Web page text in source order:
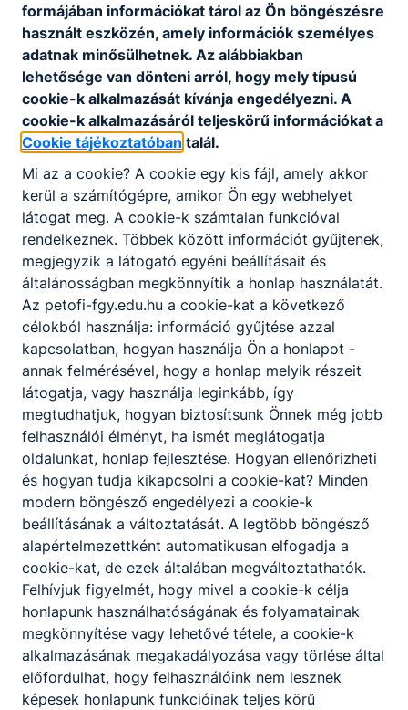
Fogadó óra:
KEDD: 3. ÓRA
Molnárné Bodó
Zsuzsa
tanár
Német, Munkavállalói
idegennyelv
-
Osztályfőnök:
-
Fogadó óra:
CSÜTÖRTÖK: 4. ÓRA
Németh Péterné
tanár
Angol, Szakmai angol
nyelv, Munkavállalói
idegennyelv
-
Osztályfőnök:
-
Fogadó óra:
CSÜTÖRTÖK: 3. ÓRA
Ráczné Nyilas
Csilla
tanár
formájában információkat tárol az Ön böngészésre
használt eszközén, amely információk személyes
adatnak minősülhetnek. Az alábbiakban
lehetősége van dönteni arról, hogy mely típusú
cookie-k alkalmazását kívánja engedélyezni. A
cookie-k alkalmazásáról teljeskörű információkat a
Cookie tájékoztatóban talál.
Mi az a cookie? A cookie egy kis fájl, amely akkor
kerül a számítógépre, amikor Ön egy webhelyet
látogat meg. A cookie-k számtalan funkcióval
rendelkeznek. Többek között információt gyűjtenek,
megjegyzik a látogató egyéni beállításait és
általánosságban megkönnyítik a honlap használatát.
Az petofi-fgy.edu.hu a cookie-kat a következő
célokból használja: információ gyűjtése azzal
kapcsolatban, hogyan használja Ön a honlapot -
annak felmérésével, hogy a honlap melyik részeit
látogatja, vagy használja leginkább, így
megtudhatjuk, hogyan biztosítsunk Önnek még jobb
felhasználói élményt, ha ismét meglátogatja
oldalunkat, honlap fejlesztése. Hogyan ellenőrizheti
és hogyan tudja kikapcsolni a cookie-kat? Minden
modern böngésző engedélyezi a cookie-k
beállításának a változtatását. A legtöbb böngésző
alapértelmezettként automatikusan elfogadja a
cookie-kat, de ezek általában megváltoztathatók.
Felhívjuk figyelmét, hogy mivel a cookie-k célja
honlapunk használhatóságának és folyamatainak
megkönnyítése vagy lehetővé tétele, a cookie-k
alkalmazásának megakadályozása vagy törlése által
előfordulhat, hogy felhasználóink nem lesznek
képesek honlapunk funkcióinak teljes körű